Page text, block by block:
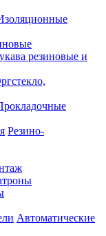
резиновые и
Резино-
Автоматические